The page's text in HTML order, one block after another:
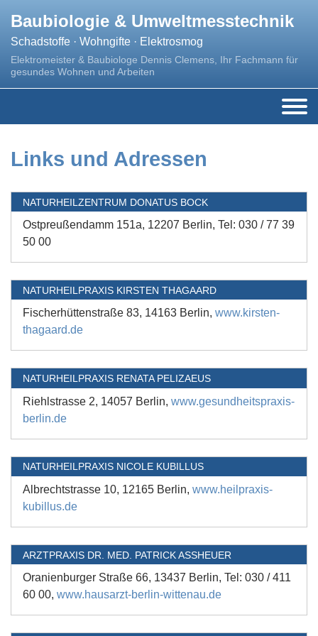
Baubiologie & Umweltmesstechnik
Schadstoffe · Wohngifte · Elektrosmog
Elektromeister & Baubiologe Dennis Clemens, Ihr Fachmann für
gesundes Wohnen und Arbeiten
Links und Adressen
NATURHEILZENTRUM DONATUS BOCK
Ostpreußendamm 151a, 12207 Berlin, Tel: 030 / 77 39
50 00
NATURHEILPRAXIS KIRSTEN THAGAARD
Fischerhüttenstraße 83, 14163 Berlin, www.kirsten-
thagaard.de
NATURHEILPRAXIS RENATA PELIZAEUS
Riehlstrasse 2, 14057 Berlin, www.gesundheitspraxis-
berlin.de
NATURHEILPRAXIS NICOLE KUBILLUS
Albrechtstrasse 10, 12165 Berlin, www.heilpraxis-
kubillus.de
ARZTPRAXIS DR. MED. PATRICK ASSHEUER
Oranienburger Straße 66, 13437 Berlin, Tel: 030 / 411
60 00, www.hausarzt-berlin-wittenau.de